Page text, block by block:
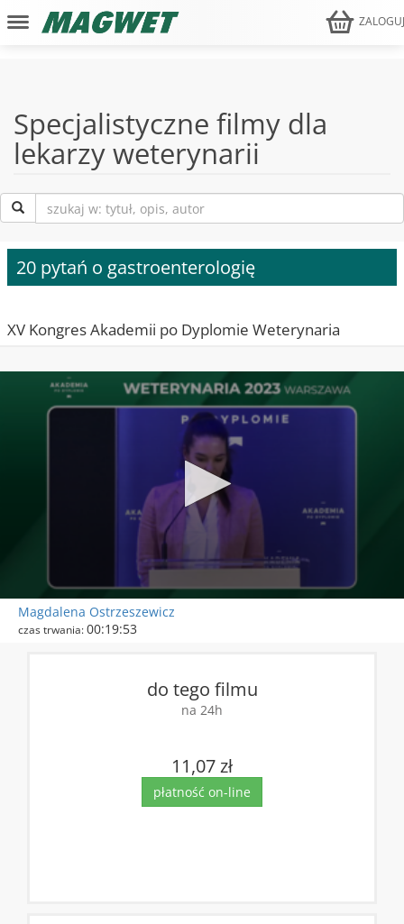
Specjalistyczne filmy dla
lekarzy weterynarii
20 pytań o gastroenterologię
XV Kongres Akademii po Dyplomie Weterynaria
seconds
Magdalena Ostrzeszewicz
czas trwania:00:19:53
do tego filmu
na 24h
11,07 zł